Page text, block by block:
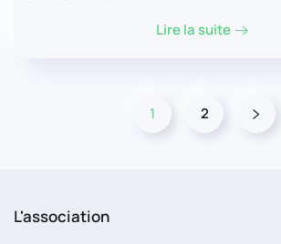
Lire la suite
1 2
L'association